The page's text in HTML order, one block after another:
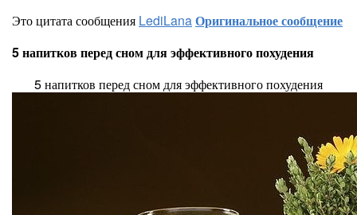
Это цитата сообщения LediLanaОригинальное сообщение
5 напитков перед сном для эффективного похудения
5 напитков перед сном для эффективного похудения